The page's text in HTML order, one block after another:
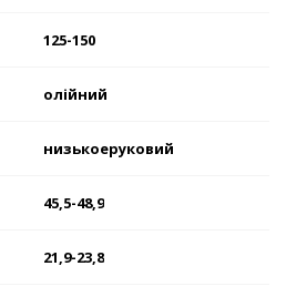
125-150
олійний
низькоеруковий
45,5-48,9
21,9-23,8